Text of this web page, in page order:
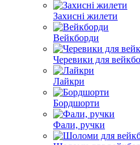
Захисні жилети
Вейкборди
Черевики для
Лайкри
Бордшорти
Фали, ручки